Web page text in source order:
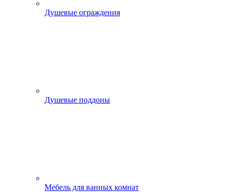
Душевые ограждения
Душевые поддоны
Мебель для ванных комнат